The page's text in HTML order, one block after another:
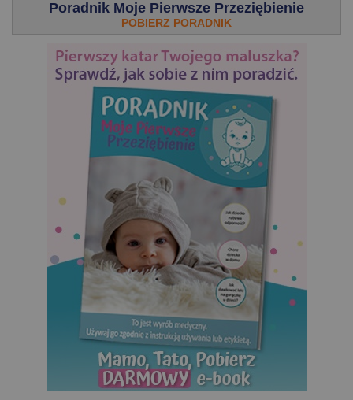
Poradnik Moje Pierwsze Przeziębienie
POBIERZ PORADNIK